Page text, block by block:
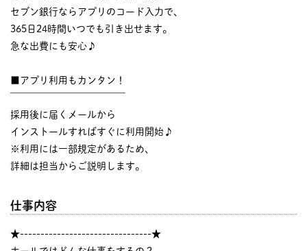
セブン銀行ならアプリのコード入力で、
365日24時間いつでも引き出せます。
急な出費にも安心♪
■アプリ利用もカンタン！
採用後に届くメールから
インストールすればすぐに利用開始♪
※利用には一部規定があるため、
詳細は担当からご説明します。
仕事内容
★--------------------------------★